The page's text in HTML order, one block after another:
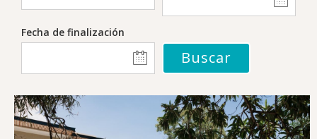
Fecha de finalización
Buscar